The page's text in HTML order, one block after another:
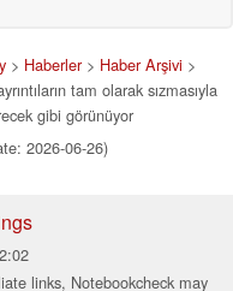
> Haberler> Haber Arşivi >
tam olarak sızmasıyla
gibi görünüyor
2026-06-26)
links, Notebookcheck may